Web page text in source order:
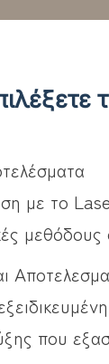
με το
μεθόδους
που